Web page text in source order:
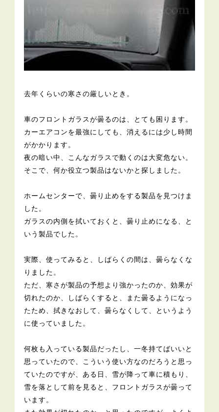
去年くらいの寒さの厳しいとき。
車のフロントガラスが曇るのは、とても困ります。
カーエアコンを最強にしても、消えるには少し時間
がかかります。
夜の暗い中、こんなガラスで動くのは大変危ない。
そこで、何か役立つ製品はないかと探しました。
ホームセンターで、曇り止めをする製品を見つけま
した。
ガラスの内側を拭いておくと、曇り止めになる、と
いう製品でした。
実際、使ってみると、しばらくの間は、曇らなくな
りました。
ただ、寒さが製品の予想より強かったのか、効果が
切れたのか、しばらくすると、また曇るようになっ
たため、拭きなおして、曇らなくして、というよう
に使っていました。
何枚も入っている製品だったし、一冬持てばいいと
思っていたので、こういう使い方なのだろうと思っ
ていたのですが、ある日、雪が降って車に積もり、
雪を落として前を見ると、フロントガラスが曇って
います。